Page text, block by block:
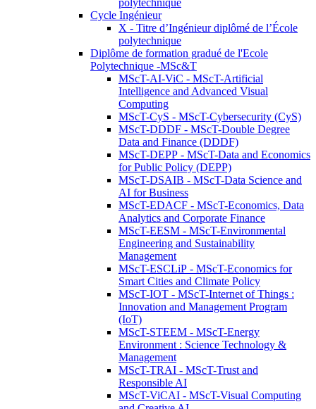
polytechnique
Cycle Ingénieur
X - Titre d’Ingénieur diplômé de l’École
polytechnique
Diplôme de formation gradué de l'Ecole
Polytechnique -MSc&T
MScT-AI-ViC - MScT-Artificial
Intelligence and Advanced Visual
Computing
MScT-CyS - MScT-Cybersecurity (CyS)
MScT-DDDF - MScT-Double Degree
Data and Finance (DDDF)
MScT-DEPP - MScT-Data and Economics
for Public Policy (DEPP)
MScT-DSAIB - MScT-Data Science and
AI for Business
MScT-EDACF - MScT-Economics, Data
Analytics and Corporate Finance
MScT-EESM - MScT-Environmental
Engineering and Sustainability
Management
MScT-ESCLiP - MScT-Economics for
Smart Cities and Climate Policy
MScT-IOT - MScT-Internet of Things :
Innovation and Management Program
(IoT)
MScT-STEEM - MScT-Energy
Environment : Science Technology &
Management
MScT-TRAI - MScT-Trust and
Responsible AI
MScT-ViCAI - MScT-Visual Computing